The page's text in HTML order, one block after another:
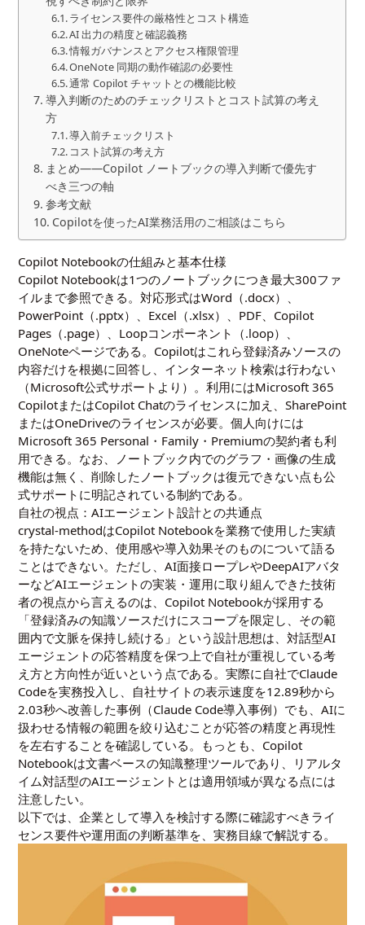
ライセンス要件の厳格性とコスト構造
AI 出力の精度と確認義務
情報ガバナンスとアクセス権限管理
OneNote 同期の動作確認の必要性
通常 Copilot チャットとの機能比較
導入判断のためのチェックリストとコスト試算の考え
方
導入前チェックリスト
コスト試算の考え方
まとめ――Copilot ノートブックの導入判断で優先す
べき三つの軸
参考文献
Copilotを使ったAI業務活用のご相談はこちら
Copilot Notebookの仕組みと基本仕様
Copilot Notebookは1つのノートブックにつき最大300ファ
イルまで参照できる。対応形式はWord（.docx）、
PowerPoint（.pptx）、Excel（.xlsx）、PDF、Copilot
Pages（.page）、Loopコンポーネント（.loop）、
OneNoteページである。Copilotはこれら登録済みソースの
内容だけを根拠に回答し、インターネット検索は行わない
（Microsoft公式サポートより）。利用にはMicrosoft 365
CopilotまたはCopilot Chatのライセンスに加え、SharePoint
またはOneDriveのライセンスが必要。個人向けには
Microsoft 365 Personal・Family・Premiumの契約者も利
用できる。なお、ノートブック内でのグラフ・画像の生成
機能は無く、削除したノートブックは復元できない点も公
式サポートに明記されている制約である。
自社の視点：AIエージェント設計との共通点
crystal-methodはCopilot Notebookを業務で使用した実績
を持たないため、使用感や導入効果そのものについて語る
ことはできない。ただし、AI面接ロープレやDeepAIアバタ
ーなどAIエージェントの実装・運用に取り組んできた技術
者の視点から言えるのは、Copilot Notebookが採用する
「登録済みの知識ソースだけにスコープを限定し、その範
囲内で文脈を保持し続ける」という設計思想は、対話型AI
エージェントの応答精度を保つ上で自社が重視している考
え方と方向性が近いという点である。実際に自社でClaude
Codeを実務投入し、自社サイトの表示速度を12.89秒から
2.03秒へ改善した事例（Claude Code導入事例）でも、AIに
扱わせる情報の範囲を絞り込むことが応答の精度と再現性
を左右することを確認している。もっとも、Copilot
Notebookは文書ベースの知識整理ツールであり、リアルタ
イム対話型のAIエージェントとは適用領域が異なる点には
注意したい。
以下では、企業として導入を検討する際に確認すべきライ
センス要件や運用面の判断基準を、実務目線で解説する。